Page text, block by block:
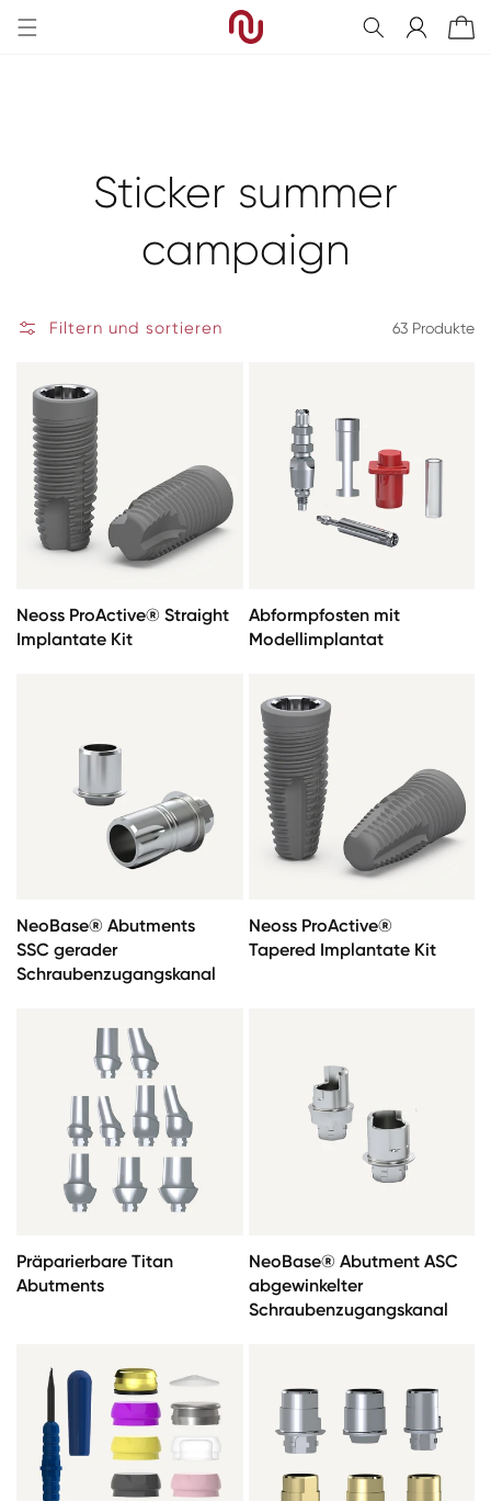
zum
Inhalt
EinloggenWarenkorb
Kategorie:
Sticker summer
campaign
Filtern und sortieren 63 Produkte
Neoss ProActive® Straight
Implantate Kit
Abformpfosten mit
Modellimplantat
NeoBase® Abutments
SSC gerader
Schraubenzugangskanal
Neoss ProActive®
Tapered Implantate Kit
Präparierbare Titan
Abutments
NeoBase® Abutment ASC
abgewinkelter
Schraubenzugangskanal